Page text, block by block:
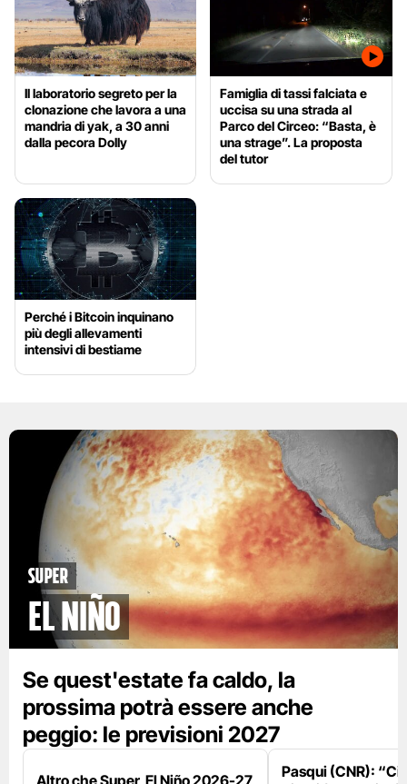
Il laboratorio segreto per la
clonazione che lavora a una
mandria di yak, a 30 anni
dalla pecora Dolly
Famiglia di tassi falciata e
uccisa su una strada al
Parco del Circeo: “Basta, è
una strage”. La proposta
del tutor
Perché i Bitcoin inquinano
più degli allevamenti
intensivi di bestiame
Super
El Niño
Se quest'estate fa caldo, la
prossima potrà essere anche
peggio: le previsioni 2027
Pasqui (CNR):